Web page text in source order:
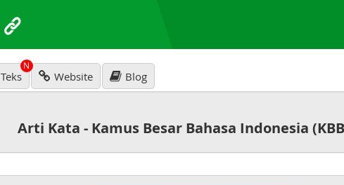
Teks
N
Website Blog
Arti Kata - Kamus Besar Bahasa Indonesia